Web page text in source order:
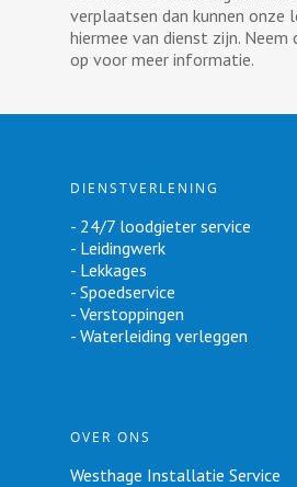
verplaatsen dan kunnen onze
hiermee van dienst zijn.
op voor meer informatie.
DIENSTVERLENING
- 24/7 loodgieter service
- Leidingwerk
- Lekkages
- Spoedservice
- Verstoppingen
- Waterleiding verleggen
OVER ONS
Westhage Installatie Service